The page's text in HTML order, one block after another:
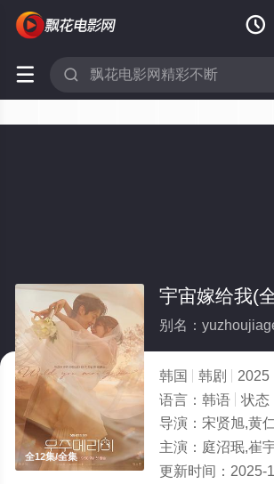

 
全12集/全集
宇宙嫁给我(
别名：
韩国 韩剧 2025
语言： 韩语 状态
导演： 宋贤旭,黄
主演： 庭沼珉,崔宇植,
更新时间： 2025-